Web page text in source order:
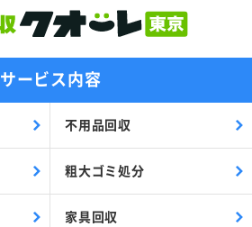
サービス内容
不用品回収
粗大ゴミ処分
家具回収